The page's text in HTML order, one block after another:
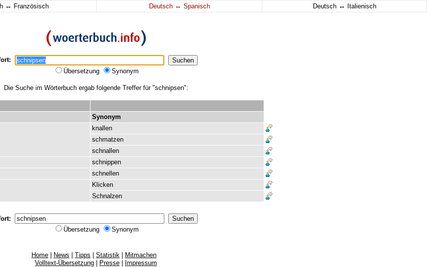
↔ Französisch Deutsch ↔ Spanisch Deutsch ↔ Italienisch
Übersetzung
Synonym
Die Suche im Wörterbuch ergab folgende Treffer für "schnipsen":
Synonym
knallen
schmatzen
schnallen
schnippen
schnellen
Klicken
Schnalzen
Übersetzung
Synonym
Home News Tipps Statistik
Mitmachen
Volltext-Übersetzung
Presse Impressum